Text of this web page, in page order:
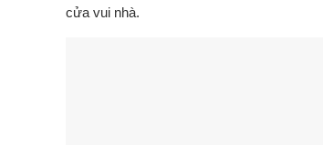
cửa vui nhà.